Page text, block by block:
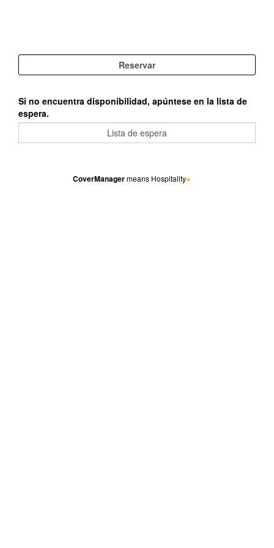
Si no encuentra disponibilidad, apúntese en la lista de
espera.
CoverManagermeans Hospitality